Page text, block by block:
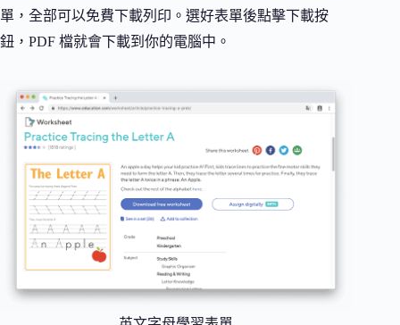
單，全部可以免費下載列印。選好表單後點擊下載按
鈕，PDF 檔就會下載到你的電腦中。